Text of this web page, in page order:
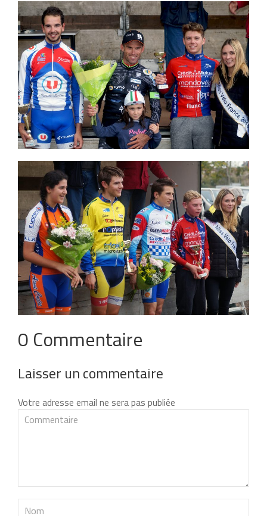
0 Commentaire
Laisser un commentaire
Votre adresse email ne sera pas publiée